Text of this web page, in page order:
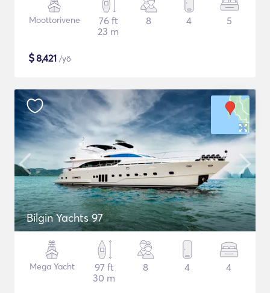
Moottorivene
76 ft
23 m
8 4 5
$8,421 /yö
Bilgin Yachts 97
Mega Yacht
97 ft
30 m
8 4 4